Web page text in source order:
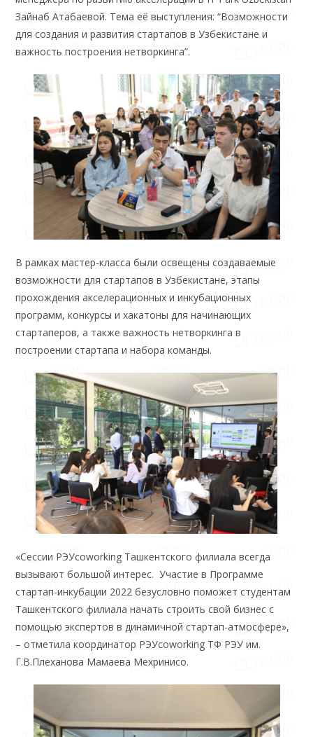
Зайнаб Атабаевой. Тема её выступления: “Возможности
для создания и развития стартапов в Узбекистане и
важность построения нетворкинга”.
В рамках мастер-класса были освещены создаваемые
возможности для стартапов в Узбекистане, этапы
прохождения акселерационных и инкубационных
программ, конкурсы и хакатоны для начинающих
стартаперов, а также важность нетворкинга в
построении стартапа и набора команды.
«Сессии РЭУcoworking Ташкентского филиала всегда
вызывают большой интерес. Участие в Программе
стартап-инкубации 2022 безусловно поможет студентам
Ташкентского филиала начать строить свой бизнес с
помощью экспертов в динамичной стартап-атмосфере»,
– отметила координатор РЭУcoworking ТФ РЭУ им.
Г.В.Плеханова Мамаева Мехринисо.